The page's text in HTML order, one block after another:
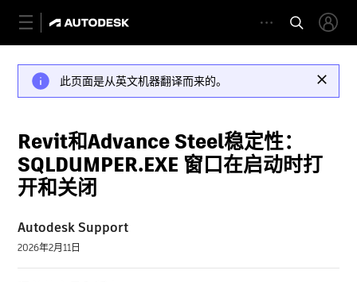
此页面是从英文机器翻译而来的。
Revit和Advance Steel稳定性：
SQLDUMPER.EXE 窗口在启动时打
开和关闭
Autodesk Support
2026年2月11日